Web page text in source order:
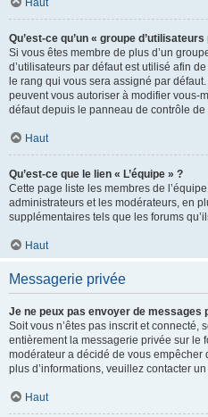
Haut
Qu’est-ce qu’un « groupe
Si vous êtes membre de plus d’un
d’utilisateurs par défaut est utilisé afin
le rang qui vous sera assigné par
peuvent vous autoriser à modifier vous-
défaut depuis le panneau de contrôle de
Haut
Qu’est-ce que le lien « L’équipe » ?
Cette page liste les membres de
administrateurs et les modérateurs, en
supplémentaires tels que les forums
Haut
Messagerie privée
Je ne peux pas envoyer de messages
Soit vous n’êtes pas inscrit et connecté,
entièrement la messagerie privée sur le
modérateur a décidé de vous empêcher
plus d’informations, veuillez contacter
Haut